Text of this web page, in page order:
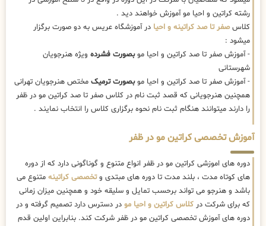
رشته کراتین و احیا مو آموزش خواهند دید .
کلاسصفر تا صد کراتینه و احیا در آموزشگاه عریس به دو صورت برگزار
میشود :
- آموزش صفر تا صد کراتین و احیا موبصورت فشرده ویژه هنرجویان
شهرستانی
- آموزش صفر تا صد کراتین و احیا موبصورت ترمیک مختص هنرجویان تهرانی
همچنین هنرجویانی که قصد ثبت نام در کلاس صفر تا صد کراتین مو در ظفر
را دارند میتوانند هنگام ثبت نام نحوه برگزاری کلاس را انتخاب نمایند .
آموزش تخصصی کراتین مو در ظفر
دوره های اموزشی کراتین مو در ظفر انواع متنوع و گوناگونی دارد که از دوره
های کوتاه مدت ، بلند مدت تا دوره های مبتدی وتخصصی کراتینه متنوع می
باشد و هنرجو می تواند برحسب تمایل و سلیقه خود و همچنین میزان زمانی
که برای شرکت در کلاس کراتین و احیا مو در دسترس دارد تصمیم گرفته و در
دوره های آموزش تخصصی کراتین مو در ظفر شرکت کند. بنابراین اولین قدم